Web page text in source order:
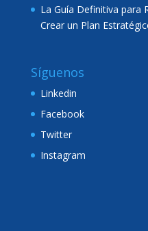
La Guía Definitiva para
Crear un Plan
Síguenos
Linkedin
Facebook
Twitter
Instagram